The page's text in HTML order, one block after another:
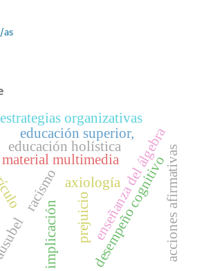
as
implicación
axiología
material multimediaenseñanza del álgebra
educación holística
educación superior,
estrategias organizativas
desempeño cognitivoacciones afirmativas
racismo
prejuicio